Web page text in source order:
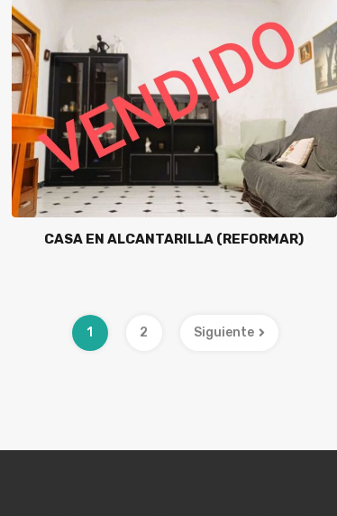
CASA EN ALCANTARILLA (REFORMAR)
1 2 Siguiente